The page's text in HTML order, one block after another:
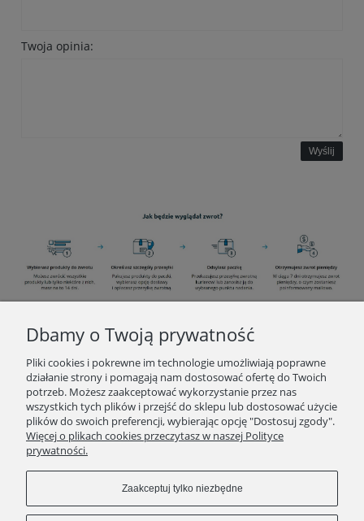
Twoja opinia:
Wyślij
INFORMACJE
O ZAKUPACH
KONTAKT
Dbamy o Twoją prywatność
Pliki cookies i pokrewne im technologie umożliwiają poprawne
działanie strony i pomagają nam dostosować ofertę do Twoich
potrzeb. Możesz zaakceptować wykorzystanie przez nas
wszystkich tych plików i przejść do sklepu lub dostosować użycie
plików do swoich preferencji, wybierając opcję "Dostosuj zgody".
Więcej o plikach cookies przeczytasz w naszej Polityce
prywatności.
Zaakceptuj tylko niezbędne